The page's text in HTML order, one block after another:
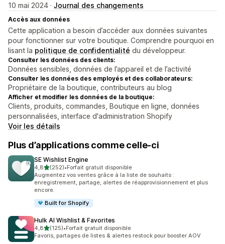
10 mai 2024 · Journal des changements
Accès aux données
Cette application a besoin d’accéder aux données suivantes
pour fonctionner sur votre boutique. Comprendre pourquoi en
lisant la politique de confidentialité du développeur.
Consulter les données des clients:
Données sensibles, données de l’appareil et de l’activité
Consulter les données des employés et des collaborateurs:
Propriétaire de la boutique, contributeurs au blog
Afficher et modifier les données de la boutique:
Clients, produits, commandes, Boutique en ligne, données
personnalisées, interface d'administration Shopify
Voir les détails
Plus d’applications comme celle-ci
SE Wishlist Engine
4,8étoile(s) sur 5
(252)
252 avis au total
•Forfait gratuit disponible
Augmentez vos ventes grâce à la liste de souhaits :
enregistrement, partage, alertes de réapprovisionnement et plus
encore.
Built for Shopify
Hulk AI Wishlist & Favorites
4,8étoile(s) sur 5
(125)
125 avis au total
•Forfait gratuit disponible
Favoris, partages de listes & alertes restock pour booster AOV